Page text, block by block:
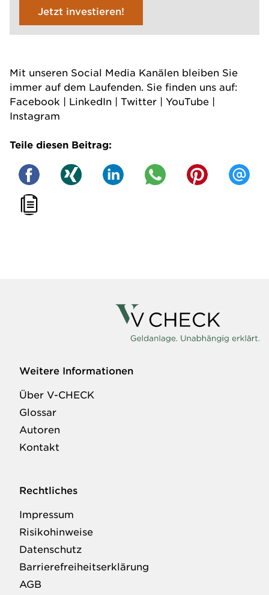
Jetzt investieren!
Mit unseren Social Media Kanälen bleiben Sie
immer auf dem Laufenden. Sie finden uns auf:
Facebook | LinkedIn | Twitter | YouTube |
Instagram
Teile diesen Beitrag:
Weitere Informationen
Über V-CHECK
Glossar
Autoren
Kontakt
Rechtliches
Impressum
Risikohinweise
Datenschutz
Barrierefreiheitserklärung
AGB